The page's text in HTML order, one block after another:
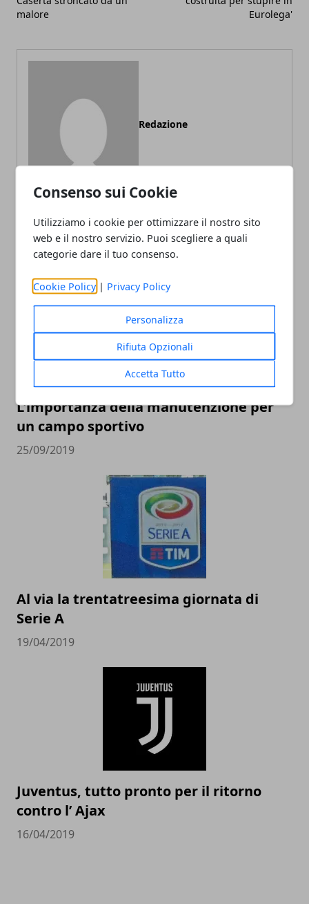
Consenso sui Cookie
Utilizziamo i cookie per ottimizzare il nostro sito
web e il nostro servizio. Puoi scegliere a quali
categorie dare il tuo consenso.
Cookie Policy | Privacy Policy
Personalizza
Rifiuta Opzionali
Accetta Tutto
malore
Eurolega'
Redazione
ARTICOLI CORRELATI
L'importanza della manutenzione per
un campo sportivo
25/09/2019
Al via la trentatreesima giornata di
Serie A
19/04/2019
Juventus, tutto pronto per il ritorno
contro l’ Ajax
16/04/2019